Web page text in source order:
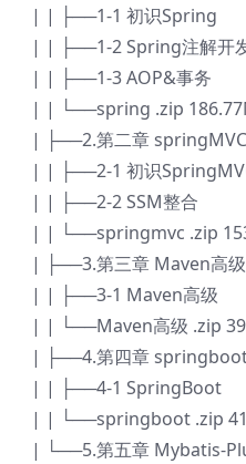
| | ├──1-1 初识Spring
| | ├──1-2 Spring注解开
| | ├──1-3 AOP&事务
| | └──spring .zip
| ├──2.第二章 springMVC
| | ├──2-1 初识
| | ├──2-2 SSM整合
| | └──springmvc .zip
| ├──3.第三章 Maven高级
| | ├──3-1 Maven高级
| | └──Maven高级 .zip
| ├──4.第四章
| | ├──4-1 SpringBoot
| | └──springboot .zip
| └──5.第五章 Mybatis-